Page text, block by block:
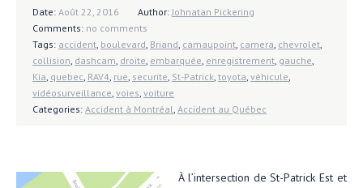
Date: Août 22, 2016 Author: Johnatan Pickering
Comments: no comments
Tags: accident boulevard Briand camaupoint camera chevrolet
collision dashcam droite embarquée enregistrement gauche
Kia quebec RAV4 rue securite St-Patrick toyota véhicule
vidéosurveillance voies voiture
Categories: Accident à Montréal Accident au Québec
À l’intersection de St-Patrick Est et